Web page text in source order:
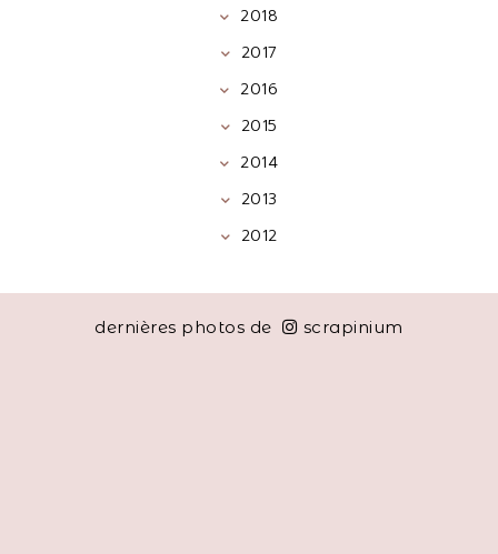
2018
2017
2016
2015
2014
2013
2012
dernières photos de scrapinium